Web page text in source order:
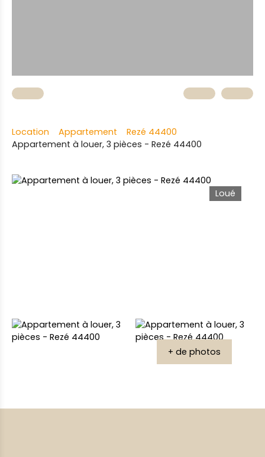
Location Appartement
Rezé 44400
Appartement à louer, 3 pièces - Rezé 44400
Loué
+ de photos